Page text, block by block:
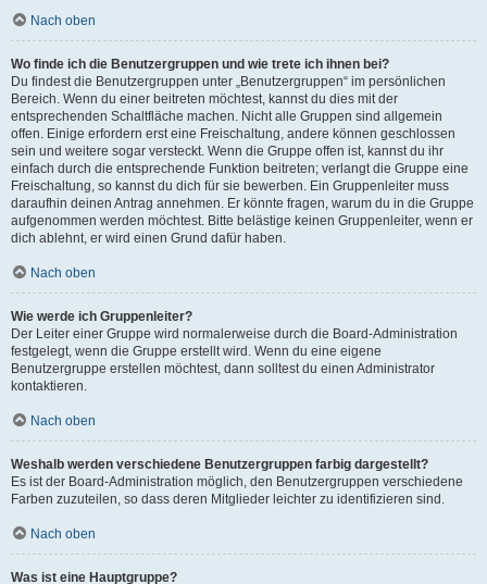
Nach oben
Wo finde ich die Benutzergruppen und wie trete ich ihnen bei?
Du findest die Benutzergruppen unter „Benutzergruppen“ im persönlichen
Bereich. Wenn du einer beitreten möchtest, kannst du dies mit der
entsprechenden Schaltfläche machen. Nicht alle Gruppen sind allgemein
offen. Einige erfordern erst eine Freischaltung, andere können geschlossen
sein und weitere sogar versteckt. Wenn die Gruppe offen ist, kannst du ihr
einfach durch die entsprechende Funktion beitreten; verlangt die Gruppe eine
Freischaltung, so kannst du dich für sie bewerben. Ein Gruppenleiter muss
daraufhin deinen Antrag annehmen. Er könnte fragen, warum du in die Gruppe
aufgenommen werden möchtest. Bitte belästige keinen Gruppenleiter, wenn er
dich ablehnt, er wird einen Grund dafür haben.
Nach oben
Wie werde ich Gruppenleiter?
Der Leiter einer Gruppe wird normalerweise durch die Board-Administration
festgelegt, wenn die Gruppe erstellt wird. Wenn du eine eigene
Benutzergruppe erstellen möchtest, dann solltest du einen Administrator
kontaktieren.
Nach oben
Weshalb werden verschiedene Benutzergruppen farbig dargestellt?
Es ist der Board-Administration möglich, den Benutzergruppen verschiedene
Farben zuzuteilen, so dass deren Mitglieder leichter zu identifizieren sind.
Nach oben
Was ist eine Hauptgruppe?